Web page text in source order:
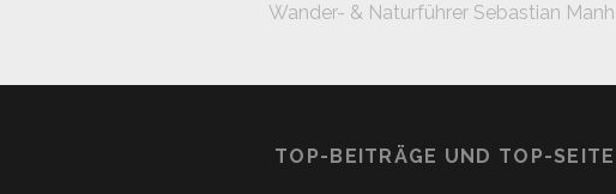
Wander- & Naturführer Sebastian
TOP-BEITRÄGE UND TOP-